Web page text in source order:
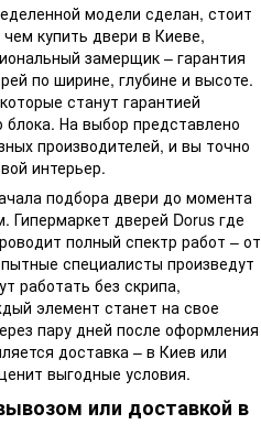
модели сделан, стоит
купить двери в Киеве,
замерщик – гарантия
по ширине, глубине и высоте.
станут гарантией
блока. На выбор представлено
производителей, и вы точно
интерьер.
подбора двери до момента
Гипермаркет дверей Dorus где
полный спектр работ – от
специалисты произведут
работать без скрипа,
элемент станет на свое
пару дней после оформления
доставка – в Киев или
выгодные условия.
или доставкой в